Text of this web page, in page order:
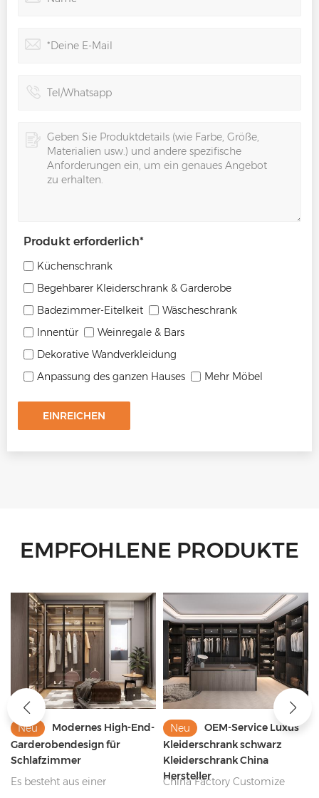
Produkt erforderlich*
Küchenschrank
Begehbarer Kleiderschrank & Garderobe
Badezimmer-Eitelkeit
Wäscheschrank
Innentür
Weinregale & Bars
Dekorative Wandverkleidung
Anpassung des ganzen Hauses
Mehr Möbel
EINREICHEN
EMPFOHLENE PRODUKTE
Neu
Modernes High-End-
Garderobendesign für
Schlafzimmer
Es besteht aus einer
Neu
OEM-Service Luxus
Kleiderschrank schwarz
Kleiderschrank China
Hersteller
China Factory Customize